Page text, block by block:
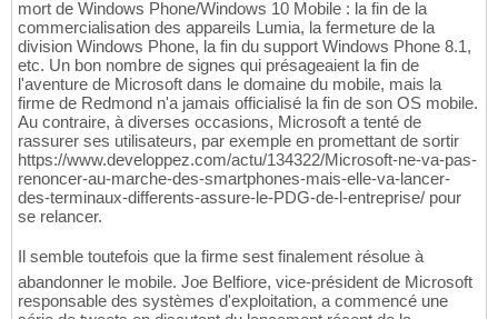
mort de Windows Phone/Windows 10 Mobile : la fin de la
commercialisation des appareils Lumia, la fermeture de la
division Windows Phone, la fin du support Windows Phone 8.1,
etc. Un bon nombre de signes qui présageaient la fin de
l'aventure de Microsoft dans le domaine du mobile, mais la
firme de Redmond n'a jamais officialisé la fin de son OS mobile.
Au contraire, à diverses occasions, Microsoft a tenté de
rassurer ses utilisateurs, par exemple en promettant de sortir
https://www.developpez.com/actu/134322/Microsoft-ne-va-pas-
renoncer-au-marche-des-smartphones-mais-elle-va-lancer-
des-terminaux-differents-assure-le-PDG-de-l-entreprise/ pour
se relancer.
Il semble toutefois que la firme sest finalement résolue à
abandonner le mobile. Joe Belfiore, vice-président de Microsoft
responsable des systèmes d'exploitation, a commencé une